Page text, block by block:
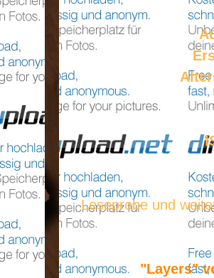
Leseprobe und
"Layers"